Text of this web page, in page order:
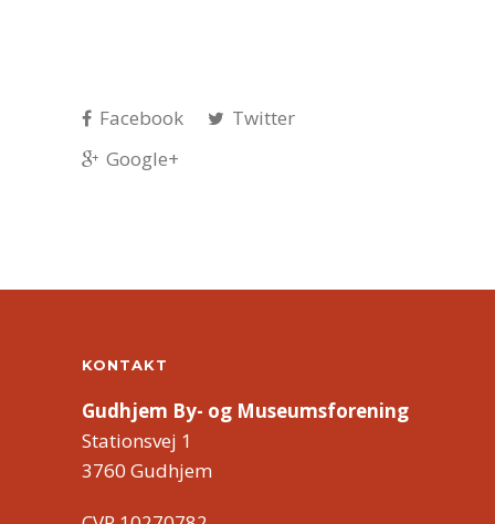
Facebook
Twitter
Google+
KONTAKT
Gudhjem By- og Museumsforening
Stationsvej 1
3760 Gudhjem